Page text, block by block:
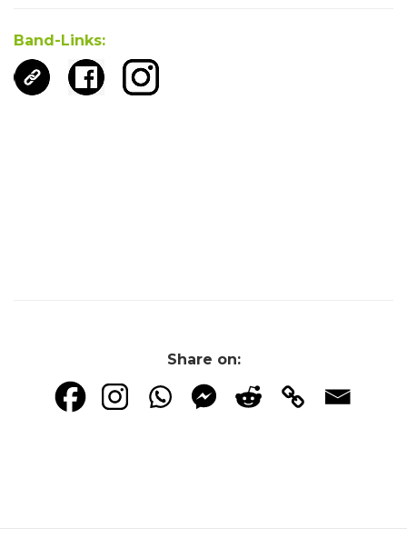
Band-Links:
Share on: